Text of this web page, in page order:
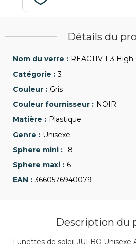
Détails du
REACTIV 1-3
3
Gris
NOIR
Plastique
Unisexe
-8
6
3660576940079
Description du
Lunettes de soleil JULBO Unisexe